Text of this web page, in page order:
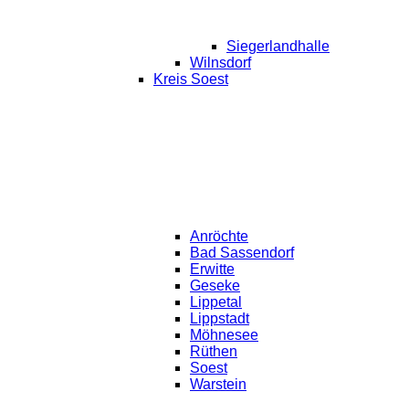
Siegerlandhalle
Wilnsdorf
Kreis Soest
Anröchte
Bad Sassendorf
Erwitte
Geseke
Lippetal
Lippstadt
Möhnesee
Rüthen
Soest
Warstein